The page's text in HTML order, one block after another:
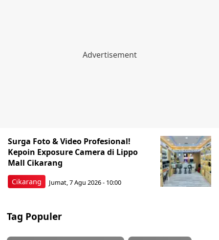
Cikarang
Surga Foto & Video Profesional!
Kepoin Exposure Camera di Lippo
Mall Cikarang
Jumat, 7 Agu 2026 - 10:00
Tag Populer